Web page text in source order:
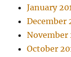
January
December
November
October